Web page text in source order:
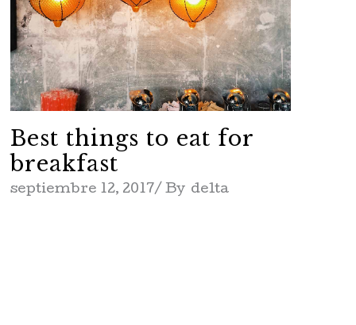
Best things to eat for
breakfast
septiembre 12, 2017 By delta